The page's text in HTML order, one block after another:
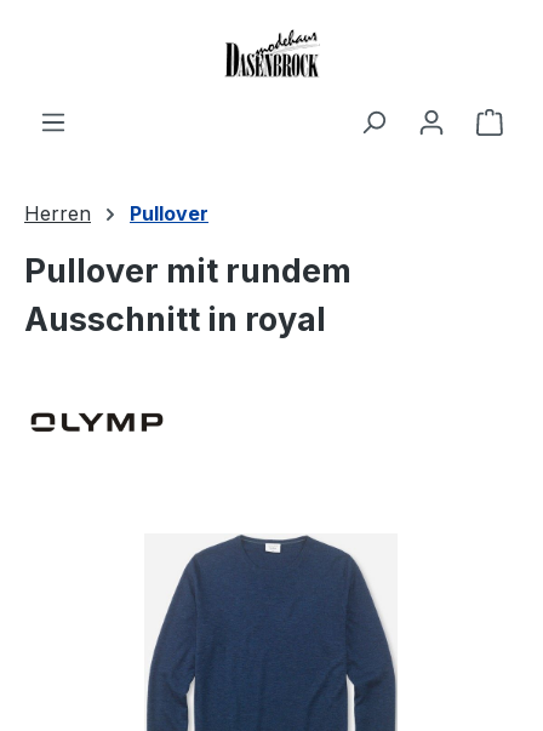
Herren Pullover
Pullover mit rundem
Ausschnitt in royal
Bildergalerie überspringen